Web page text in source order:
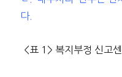
다.
<표 1> 복지부정 신고